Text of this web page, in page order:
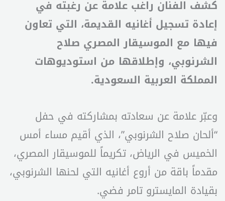
كشف الفنان راغب علامة عن رغبته في
إعادة تسجيل أغانيه القديمة، التي تعاون
فيها مع الموسيقار المصري صلاح
الشرنوبي، وإطلاقها من استوديوهات
المملكة العربية السعودية.
وعبّر علامة عن سعادته بمشاركته في حفل
“ألحان صلاح الشرنوبي”، الذي أقيم مساء أمس
الخميس في الرياض، تكريماً للموسيقار المصري،
مقدماً باقة من أروع أغانيه التي لحنها الشرنوبي،
بقيادة المايسترو تامر فضي.